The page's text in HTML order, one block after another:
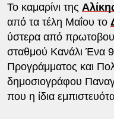
Το καμαρίνι της
από τα τέλη Μαΐου το
ύστερα από
σταθμού Κανάλι Ένα
Προγράμματος και
δημοσιογράφου
που η ίδια